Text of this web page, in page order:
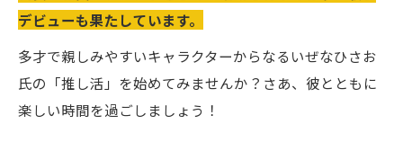
デビューも果たしています。
多才で親しみやすいキャラクターからなるいぜなひさお
氏の「推し活」を始めてみませんか？さあ、彼とともに
楽しい時間を過ごしましょう！